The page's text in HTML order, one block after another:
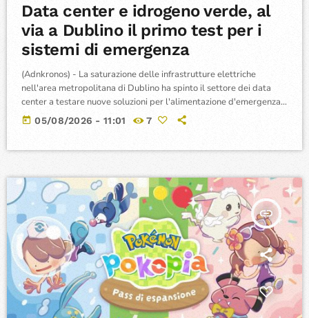
Data center e idrogeno verde, al
via a Dublino il primo test per i
sistemi di emergenza
(Adnkronos) - La saturazione delle infrastrutture elettriche
nell'area metropolitana di Dublino ha spinto il settore dei data
center a testare nuove soluzioni per l'alimentazione d'emergenza
e l'abbattimento delle emissioni operative. Presso la struttura
DB3 di Equinix, situata nel sobborgo di Blanchardstown nella
today 05/08/2026 - 11:01 7
insert_link